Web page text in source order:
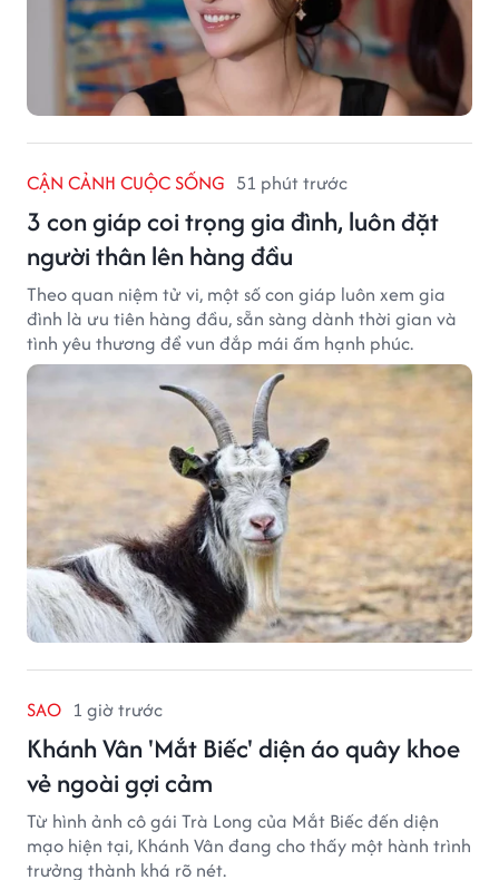
CẬN CẢNH CUỘC SỐNG 51 phút trước
3 con giáp coi trọng gia đình, luôn đặt
người thân lên hàng đầu
Theo quan niệm tử vi, một số con giáp luôn xem gia
đình là ưu tiên hàng đầu, sẵn sàng dành thời gian và
tình yêu thương để vun đắp mái ấm hạnh phúc.
SAO 1 giờ trước
Khánh Vân 'Mắt Biếc' diện áo quây khoe
vẻ ngoài gợi cảm
Từ hình ảnh cô gái Trà Long của Mắt Biếc đến diện
mạo hiện tại, Khánh Vân đang cho thấy một hành trình
trưởng thành khá rõ nét.